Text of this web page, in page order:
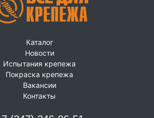
Каталог
Новости
Испытания крепежа
Покраска крепежа
Вакансии
Контакты